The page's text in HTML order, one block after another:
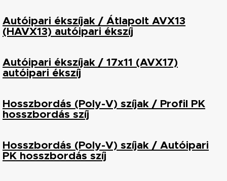
Autóipari ékszíjak / Átlapolt AVX13
(HAVX13) autóipari ékszíj
Autóipari ékszíjak / 17x11 (AVX17)
autóipari ékszíj
Hosszbordás (Poly-V) szíjak / Profil PK
hosszbordás szíj
Hosszbordás (Poly-V) szíjak / Autóipari
PK hosszbordás szíj